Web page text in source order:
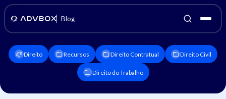
Blog
Direito Recursos Direito Contratual Direito Civil
Direito do Trabalho